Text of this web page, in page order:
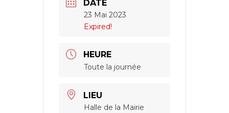
DATE
23 Mai 2023
Expired!
HEURE
Toute la journée
LIEU
Halle de la Mairie